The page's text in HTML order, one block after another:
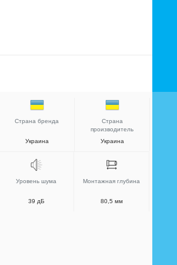
Страна бренда
Украина
Страна
производитель
Украина
Уровень шума
39 дБ
Монтажная глубина
80,5 мм